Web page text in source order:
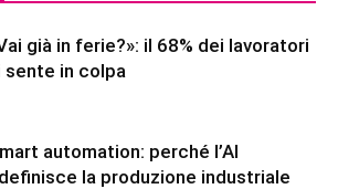
già in ferie?»: il 68% dei lavoratori
sente in colpa
automation: perché l’AI
la produzione industriale